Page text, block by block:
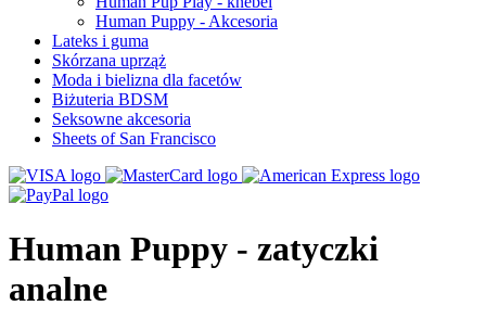
Human Puppy - Akcesoria
Lateks i guma
Skórzana uprząż
Moda i bielizna dla facetów
Biżuteria BDSM
Seksowne akcesoria
Sheets of San Francisco
Human Puppy - zatyczki
analne